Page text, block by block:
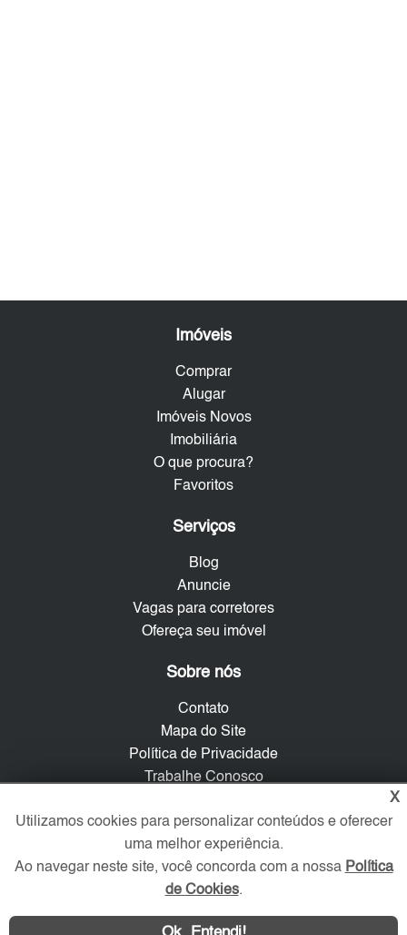
Imóveis
Comprar
Alugar
Imóveis Novos
Imobiliária
O que procura?
Favoritos
Serviços
Blog
Anuncie
Vagas para corretores
Ofereça seu imóvel
Sobre nós
Contato
Mapa do Site
Política de Privacidade
Trabalhe Conosco
Verificada por
Redes Sociais
X
Utilizamos cookies para personalizar conteúdos e oferecer
uma melhor experiência.
Ao navegar neste site, você concorda com a nossa Política
de Cookies.